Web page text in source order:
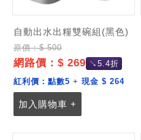
自動出水出糧雙碗組(黑色)
原價：$ 500
網路價：$ 269 ↘5.4折
紅利價： 點數5 + 現金 $ 264
加入購物車 +